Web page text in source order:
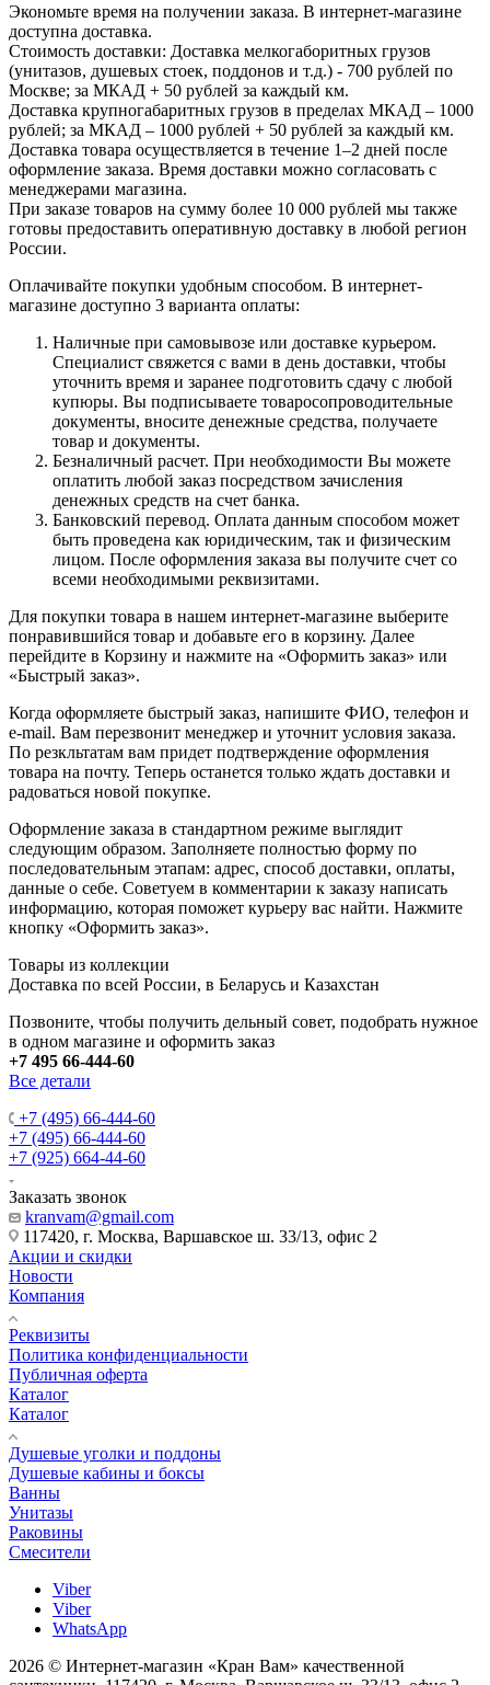
Экономьте время на получении заказа. В интернет-магазине
доступна доставка.
Стоимость доставки: Доставка мелкогаборитных грузов
(унитазов, душевых стоек, поддонов и т.д.) - 700 рублей по
Москве; за МКАД + 50 рублей за каждый км.
Доставка крупногабаритных грузов в пределах МКАД – 1000
рублей; за МКАД – 1000 рублей + 50 рублей за каждый км.
Доставка товара осуществляется в течение 1–2 дней после
оформление заказа. Время доставки можно согласовать с
менеджерами магазина.
При заказе товаров на сумму более 10 000 рублей мы также
готовы предоставить оперативную доставку в любой регион
России.
Оплачивайте покупки удобным способом. В интернет-
магазине доступно 3 варианта оплаты:
Наличные при самовывозе или доставке курьером.
Специалист свяжется с вами в день доставки, чтобы
уточнить время и заранее подготовить сдачу с любой
купюры. Вы подписываете товаросопроводительные
документы, вносите денежные средства, получаете
товар и документы.
Безналичный расчет. При необходимости Вы можете
оплатить любой заказ посредством зачисления
денежных средств на счет банка.
Банковский перевод. Оплата данным способом может
быть проведена как юридическим, так и физическим
лицом. После оформления заказа вы получите счет со
всеми необходимыми реквизитами.
Для покупки товара в нашем интернет-магазине выберите
понравившийся товар и добавьте его в корзину. Далее
перейдите в Корзину и нажмите на «Оформить заказ» или
«Быстрый заказ».
Когда оформляете быстрый заказ, напишите ФИО, телефон и
e-mail. Вам перезвонит менеджер и уточнит условия заказа.
По резкльтатам вам придет подтверждение оформления
товара на почту. Теперь останется только ждать доставки и
радоваться новой покупке.
Оформление заказа в стандартном режиме выглядит
следующим образом. Заполняете полностью форму по
последовательным этапам: адрес, способ доставки, оплаты,
данные о себе. Советуем в комментарии к заказу написать
информацию, которая поможет курьеру вас найти. Нажмите
кнопку «Оформить заказ».
Товары из коллекции
Доставка по всей России, в Беларусь и Казахстан
Позвоните, чтобы получить дельный совет, подобрать нужное
в одном магазине и оформить заказ
+7 495 66-444-60
Все детали
+7 (495) 66-444-60
+7 (495) 66-444-60
+7 (925) 664-44-60
Заказать звонок
kranvam@gmail.com
117420, г. Москва, Варшавское ш. 33/13, офис 2
Акции и скидки
Новости
Компания
Реквизиты
Политика конфиденциальности
Публичная оферта
Каталог
Каталог
Душевые уголки и поддоны
Душевые кабины и боксы
Ванны
Унитазы
Раковины
Смесители
Viber
Viber
WhatsApp
2026 © Интернет-магазин «Кран Вам» качественной